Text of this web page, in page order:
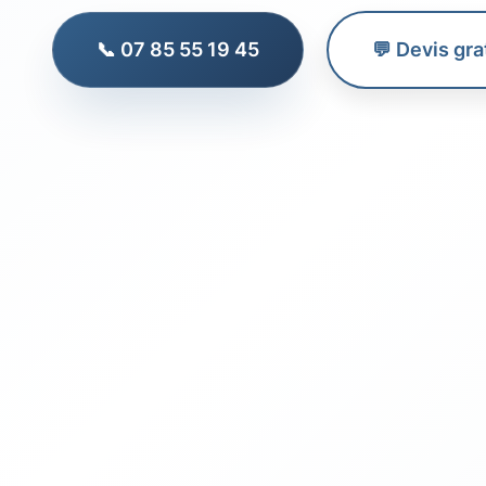
📞 07 85 55 19 45 💬 Devis